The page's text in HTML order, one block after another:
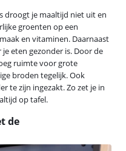
droogt je maaltijd niet uit en
groenten op een
en vitaminen. Daarnaast
eten gezonder is. Door de
ruimte voor grote
broden tegelijk. Ook
te zijn ingezakt. Zo zet je in
op tafel.
de